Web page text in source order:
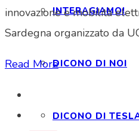
INTERAGIAMO!
DICONO DI NOI
DICONO DI
innovazione e mobilità
Sardegna organizzato da
Read More